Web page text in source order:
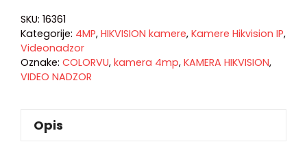
SKU: 16361
Kategorije: 4MP, HIKVISION kamere, Kamere Hikvision IP,
Videonadzor
Oznake: COLORVU, kamera 4mp, KAMERA HIKVISION,
VIDEO NADZOR
Opis